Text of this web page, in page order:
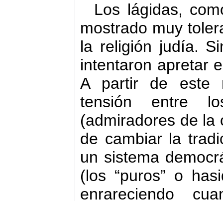
Los lágidas,
mostrado muy
la religión judía.
intentaron apretar
A partir de este
tensión entre
(admiradores de la
de cambiar la
un sistema
(los “puros” o
enrareciendo